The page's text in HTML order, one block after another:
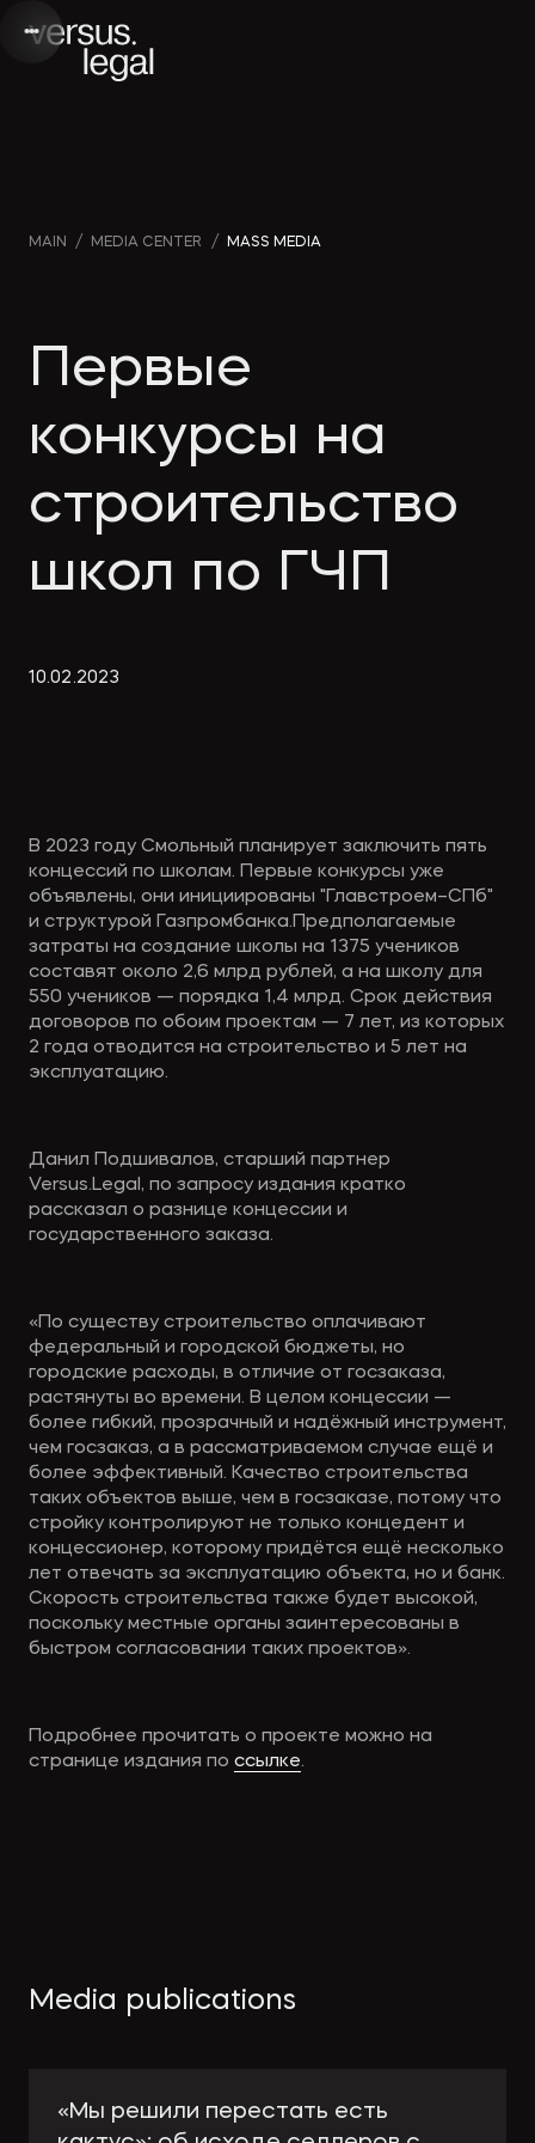
Интеллектуальная
Архитектура
и проектирование
Банкротство
Экологическое
право
Webinars
Company
news
Media
publications
Useful
MAIN / MEDIA CENTER / MASS MEDIA
Первые
конкурсы на
строительство
школ по ГЧП
10.02.2023
В 2023 году Смольный планирует заключить пять
концессий по школам. Первые конкурсы уже
объявлены, они инициированы "Главстроем–СПб"
и структурой Газпромбанка.Предполагаемые
затраты на создание школы на 1375 учеников
составят около 2,6 млрд рублей, а на школу для
550 учеников — порядка 1,4 млрд. Срок действия
договоров по обоим проектам — 7 лет, из которых
2 года отводится на строительство и 5 лет на
эксплуатацию.
Данил Подшивалов, старший партнер
Versus.Legal, по запросу издания кратко
рассказал о разнице концессии и
государственного заказа.
«По существу строительство оплачивают
федеральный и городской бюджеты, но
городские расходы, в отличие от госзаказа,
растянуты во времени. В целом концессии —
более гибкий, прозрачный и надёжный инструмент,
чем госзаказ, а в рассматриваемом случае ещё и
более эффективный. Качество строительства
таких объектов выше, чем в госзаказе, потому что
стройку контролируют не только концедент и
концессионер, которому придётся ещё несколько
лет отвечать за эксплуатацию объекта, но и банк.
Скорость строительства также будет высокой,
поскольку местные органы заинтересованы в
быстром согласовании таких проектов».
Подробнее прочитать о проекте можно на
странице издания по ссылке.
Media publications
«Мы решили перестать есть